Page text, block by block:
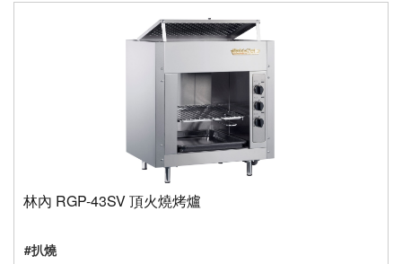
林內 RGP-43SV 頂火燒烤爐
#扒燒